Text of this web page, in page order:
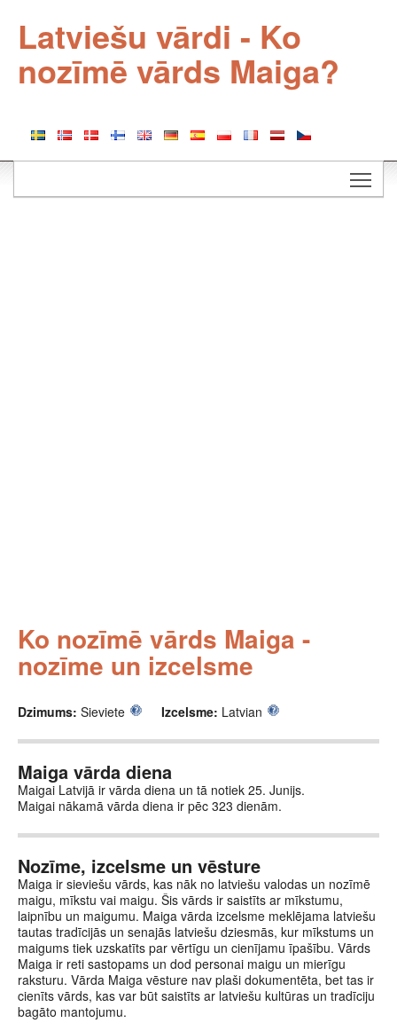
Latviešu vārdi - Ko
nozīmē vārds Maiga?
Ko nozīmē vārds Maiga -
nozīme un izcelsme
Dzimums: Sieviete Izcelsme: Latvian
Maiga vārda diena
Maigai Latvijā ir vārda diena un tā notiek 25. Junijs.
Maigai nākamā vārda diena ir pēc 323 dienām.
Nozīme, izcelsme un vēsture
Maiga ir sieviešu vārds, kas nāk no latviešu valodas un nozīmē
maigu, mīkstu vai maigu. Šis vārds ir saistīts ar mīkstumu,
laipnību un maigumu. Maiga vārda izcelsme meklējama latviešu
tautas tradīcijās un senajās latviešu dziesmās, kur mīkstums un
maigums tiek uzskatīts par vērtīgu un cienījamu īpašību. Vārds
Maiga ir reti sastopams un dod personai maigu un mierīgu
raksturu. Vārda Maiga vēsture nav plaši dokumentēta, bet tas ir
cienīts vārds, kas var būt saistīts ar latviešu kultūras un tradīciju
bagāto mantojumu.